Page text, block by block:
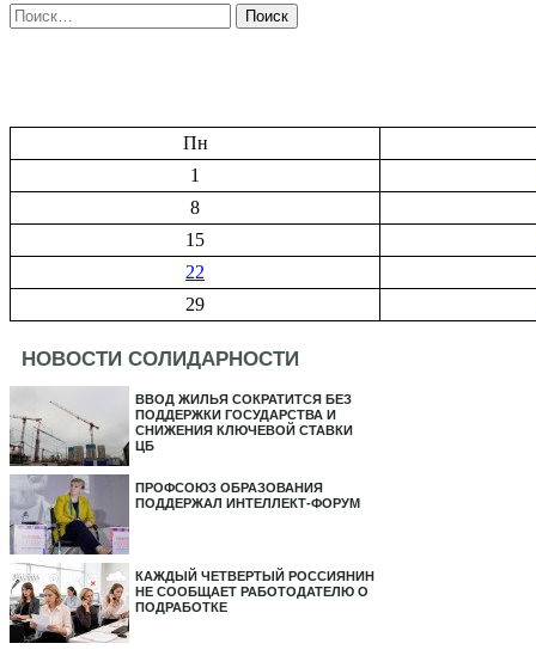
Найти:
Пн
1
8
15
22
29
НОВОСТИ СОЛИДАРНОСТИ
ВВОД ЖИЛЬЯ СОКРАТИТСЯ БЕЗ
ПОДДЕРЖКИ ГОСУДАРСТВА И
СНИЖЕНИЯ КЛЮЧЕВОЙ СТАВКИ
ЦБ
ПРОФСОЮЗ ОБРАЗОВАНИЯ
ПОДДЕРЖАЛ ИНТЕЛЛЕКТ-ФОРУМ
КАЖДЫЙ ЧЕТВЕРТЫЙ РОССИЯНИН
НЕ СООБЩАЕТ РАБОТОДАТЕЛЮ О
ПОДРАБОТКЕ